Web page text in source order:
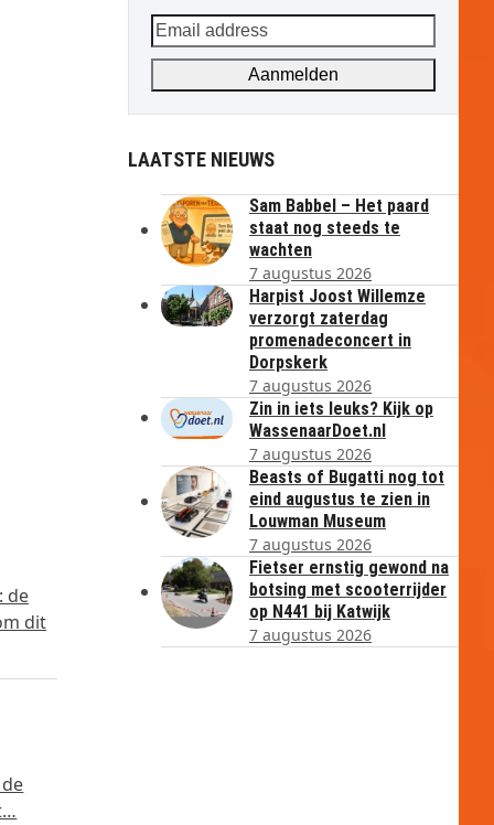
de
dit
Email
address
Aanmelden
LAATSTE NIEUWS
Sam Babbel – Het paard
staat nog steeds te
wachten
7 augustus 2026
Harpist Joost Willemze
verzorgt zaterdag
promenadeconcert in
Dorpskerk
7 augustus 2026
Zin in iets leuks? Kijk op
WassenaarDoet.nl
7 augustus 2026
Beasts of Bugatti nog tot
eind augustus te zien in
Louwman Museum
7 augustus 2026
Fietser ernstig gewond na
botsing met scooterrijder
op N441 bij Katwijk
7 augustus 2026